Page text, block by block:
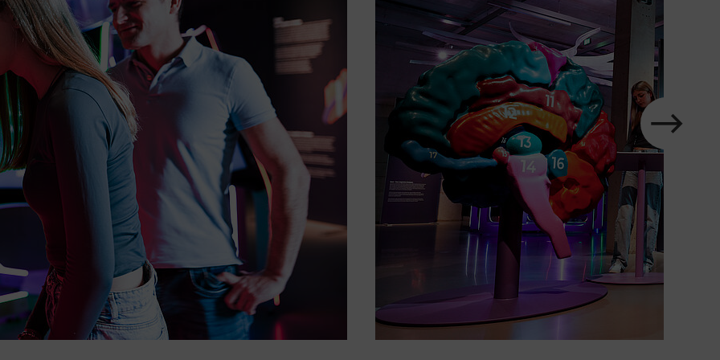
Zeige
nächstes
Element
im
Karussell